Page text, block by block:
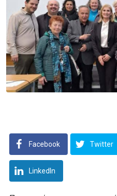
Facebook Twitter
LinkedIn